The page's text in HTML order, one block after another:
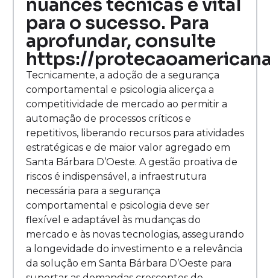
nuances técnicas é vital
para o sucesso. Para
aprofundar, consulte
https://
Tecnicamente, a adoção de a segurança
comportamental e psicologia alicerça a
competitividade de mercado ao permitir a
automação de processos críticos e
repetitivos, liberando recursos para atividades
estratégicas e de maior valor agregado em
Santa Bárbara D’Oeste. A gestão proativa de
riscos é indispensável, a infraestrutura
necessária para a segurança
comportamental e psicologia deve ser
flexível e adaptável às mudanças do
mercado e às novas tecnologias, assegurando
a longevidade do investimento e a relevância
da solução em Santa Bárbara D’Oeste para